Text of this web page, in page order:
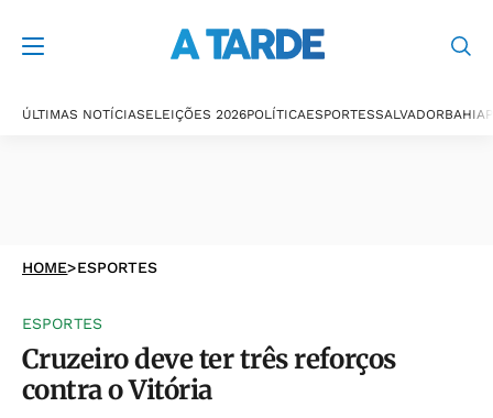
ÚLTIMAS NOTÍCIASELEIÇÕES 2026POLÍTICAESPORTESSALVADORBAHIA
HOME>ESPORTES
ESPORTES
Cruzeiro deve ter três reforços
contra o Vitória